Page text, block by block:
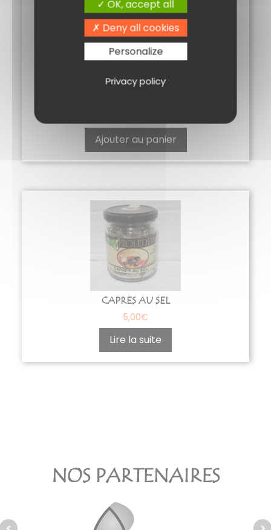
Ajouter au panier
CAPRES AU SEL
5,00€
Lire la suite
NOS PARTENAIRES
OK, accept all
Deny all cookies
Personalize
Privacy policy